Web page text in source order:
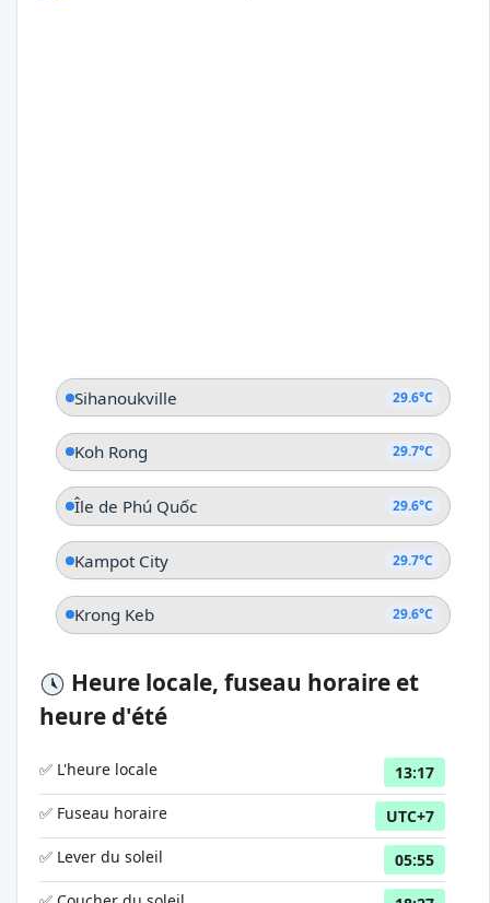
Sihanoukville 29.6°C
Koh Rong 29.7°C
Île de Phú Quốc 29.6°C
Kampot City 29.7°C
Krong Keb 29.6°C
Heure locale, fuseau horaire et
heure d'été
✅ L'heure locale
13:17
✅ Fuseau horaire
UTC+7
✅ Lever du soleil
05:55